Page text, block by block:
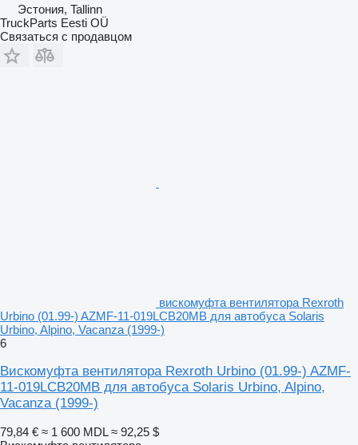
Эстония, Tallinn
TruckParts Eesti OÜ
Связаться с продавцом
вискомуфта вентилятора Rexroth
Urbino (01.99-) AZMF-11-019LCB20MB для автобуса Solaris
Urbino, Alpino, Vacanza (1999-)
6
Вискомуфта вентилятора Rexroth Urbino (01.99-) AZMF-
11-019LCB20MB для автобуса Solaris Urbino, Alpino,
Vacanza (1999-)
79,84 € ≈ 1 600 MDL ≈ 92,25 $